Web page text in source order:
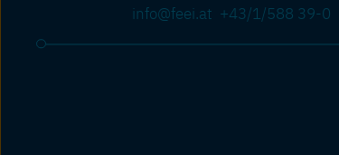
info@feei.at +43/1/588 39-0